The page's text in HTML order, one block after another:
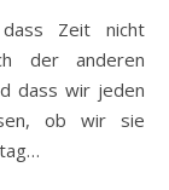
der anderen
dass wir jeden
ob wir sie